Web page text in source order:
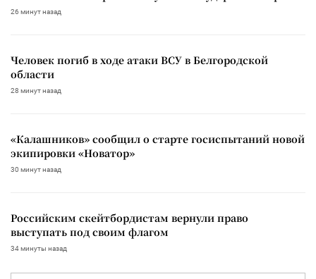
26 минут назад
Человек погиб в ходе атаки ВСУ в Белгородской
области
28 минут назад
«Калашников» сообщил о старте госиспытаний новой
экипировки «Новатор»
30 минут назад
Российским скейтбордистам вернули право
выступать под своим флагом
34 минуты назад